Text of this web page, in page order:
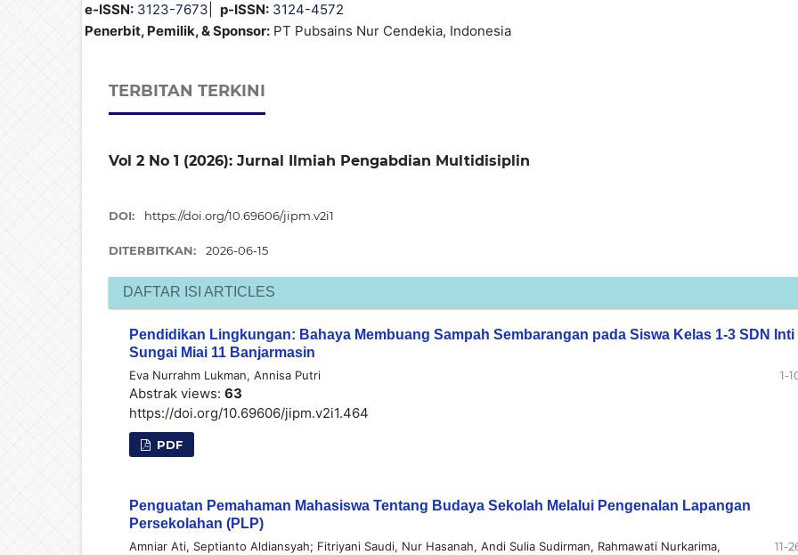
e-ISSN: 3123-7673 p-ISSN: 3124-4572
Penerbit, Pemilik, & Sponsor: PT Pubsains Nur Cendekia, Indonesia
TERBITAN TERKINI
Vol 2 No 1 (2026): Jurnal Ilmiah Pengabdian Multidisiplin
DOI: https://doi.org/10.69606/jipm.v2i1
DITERBITKAN: 2026-06-15
DAFTAR ISI ARTICLES
Pendidikan Lingkungan: Bahaya Membuang Sampah Sembarangan pada Siswa Kelas 1-3 SDN Inti
Sungai Miai 11 Banjarmasin
Eva Nurrahm Lukman, Annisa Putri 1-
Abstrak views: 63
https://doi.org/10.69606/jipm.v2i1.464
PDF
Penguatan Pemahaman Mahasiswa Tentang Budaya Sekolah Melalui Pengenalan Lapangan
Persekolahan (PLP)
Amniar Ati, Septianto Aldiansyah; Fitriyani Saudi, Nur Hasanah, Andi Sulia Sudirman, Rahmawati Nurkarima,
11-